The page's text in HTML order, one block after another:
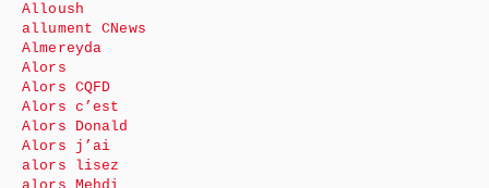
Alloush
allument CNews
Almereyda
Alors
Alors CQFD
Alors c’est
Alors Donald
Alors j’ai
alors lisez